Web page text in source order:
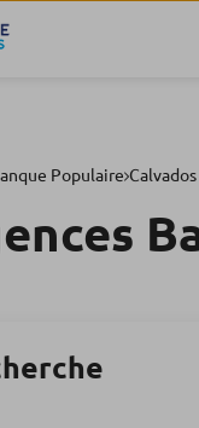
Populaire Calvados